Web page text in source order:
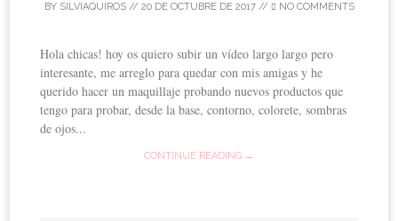
BY SILVIAQUIROS// 20 DE OCTUBRE DE 2017// NO COMMENTS
Hola chicas! hoy os quiero subir un vídeo largo largo pero
interesante, me arreglo para quedar con mis amigas y he
querido hacer un maquillaje probando nuevos productos que
tengo para probar, desde la base, contorno, colorete, sombras
de ojos...
CONTINUE READING →